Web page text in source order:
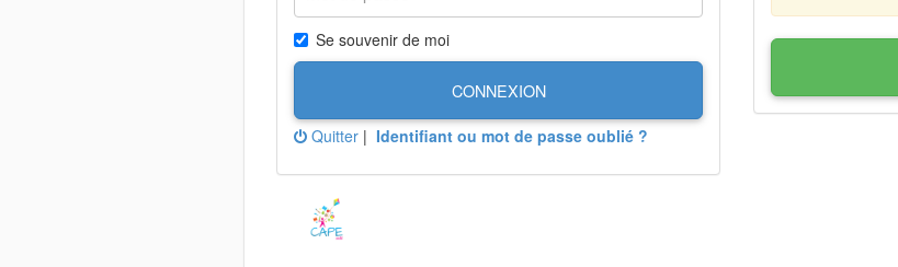
Se souvenir de moi
CONNEXION
Quitter | Identifiant ou mot de passe oublié ?